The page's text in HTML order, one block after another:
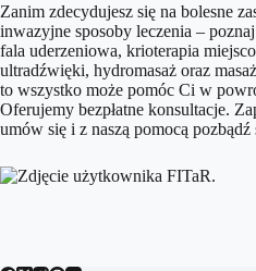
Zanim zdecydujesz się na bolesne
inwazyjne sposoby leczenia –
fala uderzeniowa, krioterapia
ultradźwięki, hydromasaż oraz
to wszystko może pomóc Ci w
Oferujemy bezpłatne konsultacje.
umów się i z naszą pomocą pozbądź